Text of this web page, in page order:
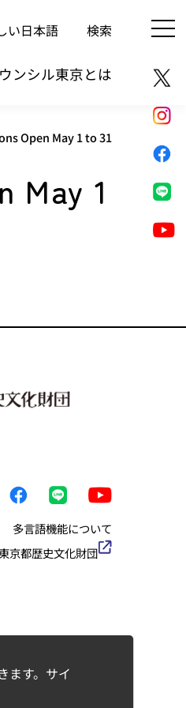
ます。サイ
い日本語 検索
ンシル東京とは
Open May 1 to 31
May 1
多言語機能について
京都歴史文化財団